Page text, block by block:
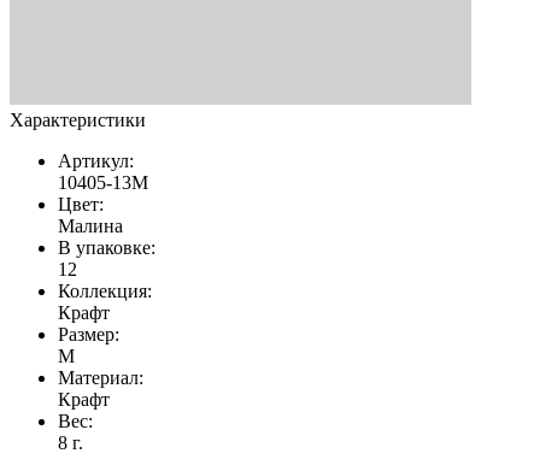
Характеристики
Артикул:
10405-13М
Цвет:
Малина
В упаковке:
12
Коллекция:
Крафт
Размер:
M
Материал:
Крафт
Вес:
8 г.